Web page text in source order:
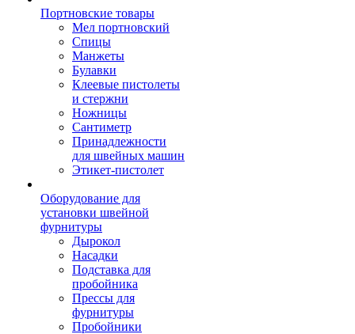
Портновские товары
Мел портновский
Спицы
Манжеты
Булавки
Клеевые пистолеты
и стержни
Ножницы
Сантиметр
Принадлежности
для швейных машин
Этикет-пистолет
Оборудование для
установки швейной
фурнитуры
Дырокол
Насадки
Подставка для
пробойника
Прессы для
фурнитуры
Пробойники